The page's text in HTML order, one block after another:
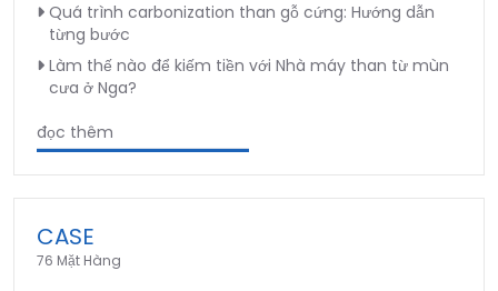
Quá trình carbonization than gỗ cứng: Hướng dẫn
từng bước
Làm thế nào để kiếm tiền với Nhà máy than từ mùn
cưa ở Nga?
đọc thêm
CASE
76 Mặt Hàng